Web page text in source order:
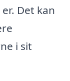
Det kan
i sit